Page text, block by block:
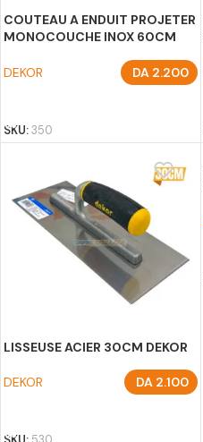
COUTEAU A ENDUIT PROJETER
MONOCOUCHE INOX 60CM
DEKOR
DA2.200
SKU:350
LISSEUSE ACIER 30CM DEKOR
DEKOR DA2.100